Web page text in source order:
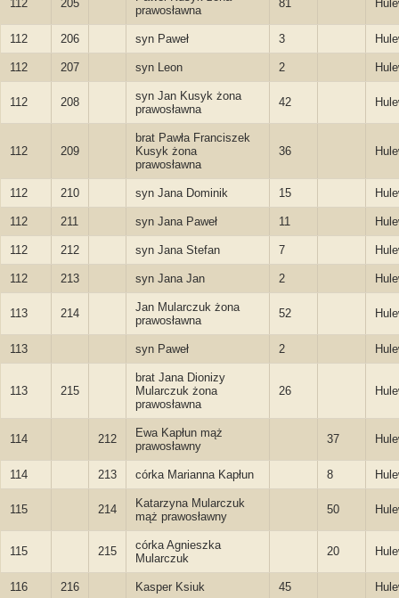
112 205
prawosławna
81
112 206 syn Paweł 3
112 207 syn Leon 2
112 208
syn Jan Kusyk żona
prawosławna
42
112 209
brat Pawła Franciszek
Kusyk żona
prawosławna
36
112 210 syn Jana Dominik 15
112 211 syn Jana Paweł 11
112 212 syn Jana Stefan 7
112 213 syn Jana Jan 2
113 214
Jan Mularczuk żona
prawosławna
52
113 syn Paweł 2
113 215
brat Jana Dionizy
Mularczuk żona
prawosławna
26
114 212
Ewa Kapłun mąż
prawosławny
37
114 213 córka Marianna Kapłun 8
115 214
Katarzyna Mularczuk
mąż prawosławny
50
115 215
córka Agnieszka
Mularczuk
20
116 216 Kasper Ksiuk 45